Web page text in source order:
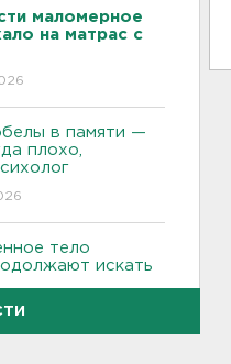
маломерное
на матрас с
в памяти —
плохо,
тело
искать